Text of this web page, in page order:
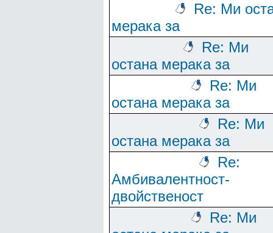
Re: Ми
мерака за
Re: Ми
остана мерака за
Re: Ми
остана мерака за
Re: Ми
остана мерака за
Re:
Амбивалентност-
двойственост
Re: Ми